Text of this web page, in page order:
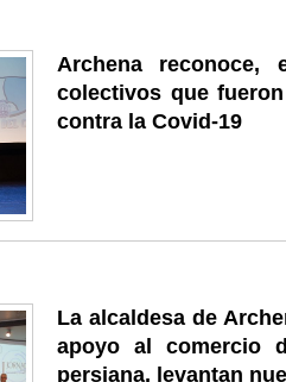
Archena
colectivos que
contra la Covid-19
La alcaldesa de
apoyo al comercio
persiana, levantan